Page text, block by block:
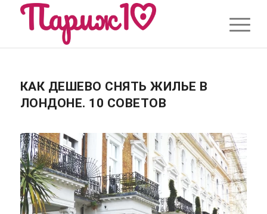
КАК ДЕШЕВО СНЯТЬ ЖИЛЬЕ В
ЛОНДОНЕ. 10 СОВЕТОВ